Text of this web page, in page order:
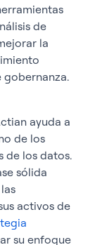
de
la
ayuda a
de los
de los datos.
sólida
activos de
su enfoque